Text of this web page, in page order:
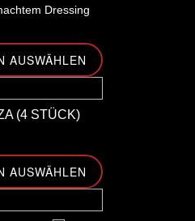
Dressing
AUSWÄHLEN
(4 STÜCK)
AUSWÄHLEN